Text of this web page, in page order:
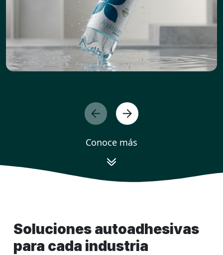
Conoce más
Soluciones autoadhesivas
para cada industria